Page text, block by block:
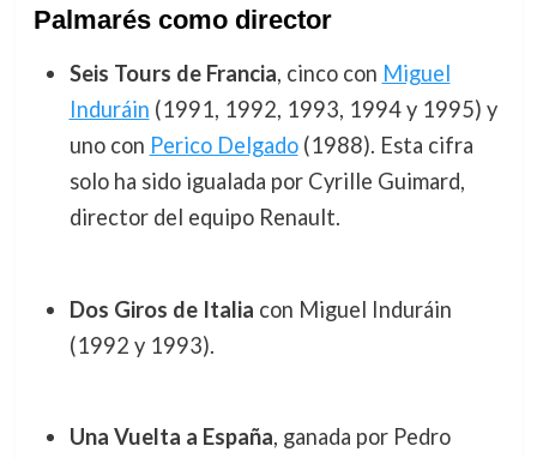
Palmarés como director
Seis Tours de Francia, cinco con Miguel
Induráin (1991, 1992, 1993, 1994 y 1995) y
uno con Perico Delgado(1988). Esta cifra
solo ha sido igualada por Cyrille Guimard,
director del equipo Renault.
Dos Giros de Italia con Miguel Induráin
(1992 y 1993).
Una Vuelta a España, ganada por Pedro